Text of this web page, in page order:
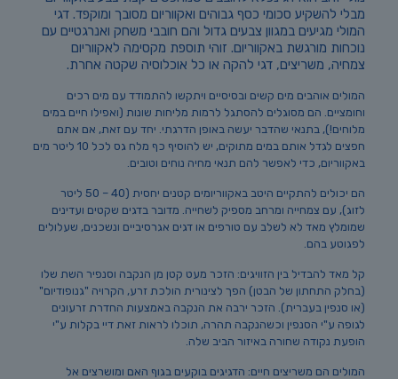
מבלי להשקיע סכומי כסף גבוהים ואקווריום מסובך ומוקפד. דגי
המולי מגיעים במגוון צבעים גדול והם חובבי משחק ואנרגטיים עם
נוכחות מורגשת באקווריום. זוהי תוספת מקסימה לאקווריום
צמחיה, משריצים, דגי להקה או כל אוכלוסיה שקטה אחרת.
המולים אוהבים מים קשים ובסיסיים ויתקשו להתמודד עם מים רכים
וחומציים. הם מסוגלים להסתגל לרמות מליחות שונות (ואפילו חיים במים
מלוחים!), בתנאי שהדבר יעשה באופן הדרגתי. יחד עם זאת, אם אתם
חפצים לגדל אותם במים מתוקים, יש להוסיף כף מלח גס לכל 10 ליטר מים
באקווריום, כדי לאפשר להם תנאי מחיה נוחים וטובים.
הם יכולים להתקיים היטב באקווריומים קטנים יחסית (40 – 50 ליטר
לזוג), עם צמחייה ומרחב מספיק לשחייה. מדובר בדגים שקטים ועדינים
שמומלץ מאד לא לשלב עם טורפים או דגים אגרסיביים ונשכנים, שעלולים
לפגוטע בהם.
קל מאד להבדיל בין הזוויגים: הזכר מעט קטן מן הנקבה וסנפיר השת שלו
(בחלק התחתון של הבטן) הפך לצינורית הולכת זרע, הקרויה "גנופודיום"
(או סנפין בעברית). הזכר ירבה את הנקבה באמצעות החדרת זרעונים
לגופה ע"י הסנפין וכשהנקבה תהרה, תוכלו לראות זאת דיי בקלות ע"י
הופעת נקודה שחורה באיזור הביב שלה.
המולים הם משריצים חיים: הדגיגים בוקעים בגוף האם ומושרצים אל